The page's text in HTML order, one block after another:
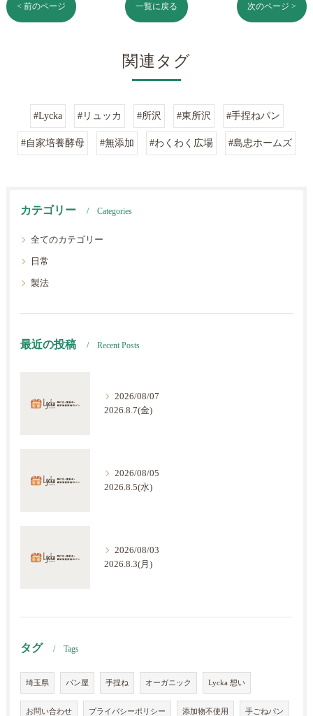
< 前のページ 一覧に戻る 次のページ >
関連タグ
#Lycka #リュッカ #所沢 #東所沢 #手捏ねパン
#自家培養酵母 #無添加 #わくわく広場 #島忠ホームズ
カテゴリー Categories
全てのカテゴリー
日常
製法
最近の投稿 Recent Posts
2026/08/07
2026.8.7(金)
2026/08/05
2026.8.5(水)
2026/08/03
2026.8.3(月)
タグ Tags
埼玉県 パン屋 手捏ね オーガニック Lycka 想い
お問い合わせ プライバシーポリシー 添加物不使用 手ごねパン